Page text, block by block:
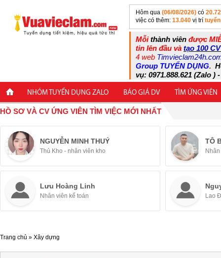
Hôm qua (06/08/2026) có
việc có thêm: 13.040 vị trí
Mỗithành viên được
tin lên đầu và tạo 100
4 web
Group TUYỂN DỤNG.
vụ: 0971.888.621 (Zalo )
NHÓM TUYỂN DỤNG ZALO BÁO GIÁ DV TÌM ỨNG VIÊN
HỒ SƠ VÀ CV ỨNG VIÊN TÌM VIỆC MỚI NHẤT
NGUYỄN MINH THUÝ
Thủ Kho - nhân viên kho
TÔ
Lưu Hoàng Linh
Nhân viên kế toán Lao
Trang chủ » Xây dựng